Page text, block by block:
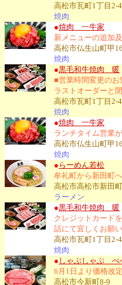
高松市瓦町1丁目2-4
焼肉
●焼肉 一牛家
新メニューの追加
高松市仏生山町甲
焼肉
●黒毛和牛焼肉 暖
■営業時間変更のお
ラストオーダーと
高松市瓦町1丁目2-4
焼肉
●焼肉 一牛家
ランチタイム営業
高松市仏生山町甲
焼肉
● らーめん若松
牟礼町から新田町
高松市高松市新田
ラーメン
●黒毛和牛焼肉 暖
クレジットカード
話にて宜しくお願い
高松市瓦町1丁目2-4
焼肉
● しゃぶしゃぶ べ
6月1日より価格改
高松市今新町8-9